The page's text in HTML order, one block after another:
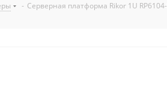
- Серверная платформа Rikor 1U